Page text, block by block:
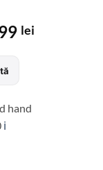
leiPrețul
hand
ℹ️